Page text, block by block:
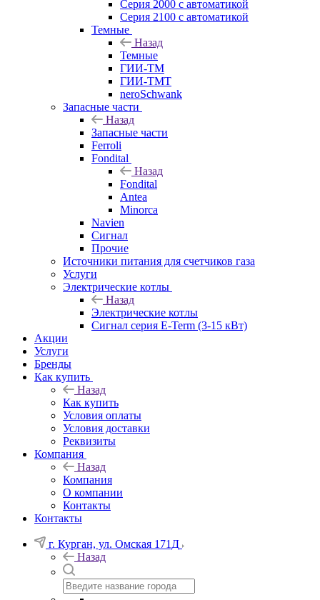
Серия 2000 с автоматикой
Серия 2100 с автоматикой
Темные
Назад
Темные
ГИИ-ТМ
ГИИ-ТМТ
neroSchwank
Запасные части
Назад
Запасные части
Ferroli
Fondital
Назад
Fondital
Antea
Minorca
Navien
Сигнал
Прочие
Источники питания для счетчиков газа
Услуги
Электрические котлы
Назад
Электрические котлы
Сигнал серия E-Term (3-15 кВт)
Акции
Услуги
Бренды
Как купить
Назад
Как купить
Условия оплаты
Условия доставки
Реквизиты
Компания
Назад
Компания
О компании
Контакты
Контакты
г. Курган, ул. Омская 171Д
Назад